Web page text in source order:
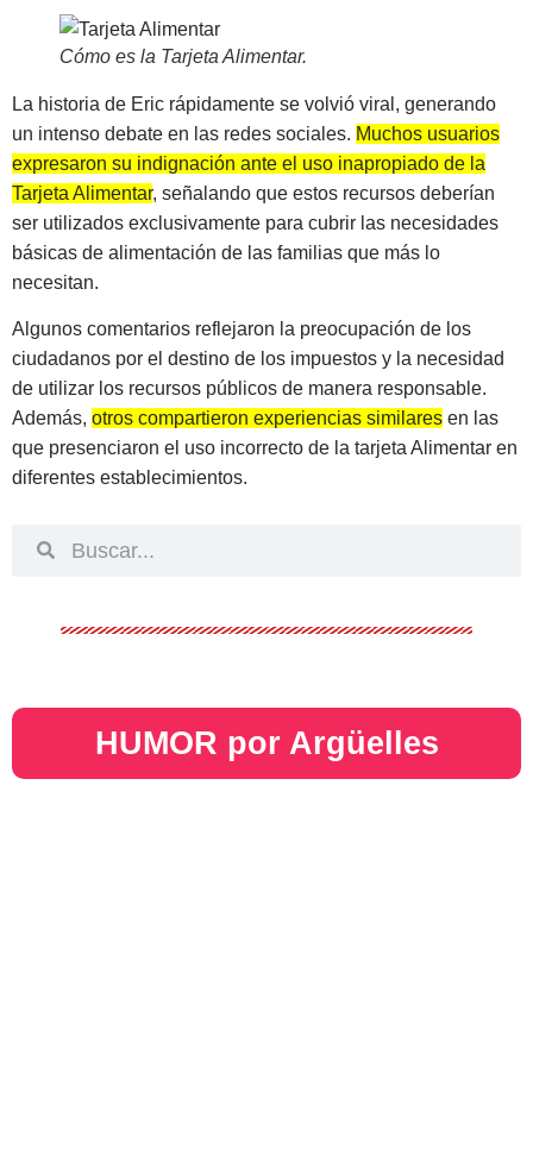
Cómo es la Tarjeta Alimentar.
La historia de Eric rápidamente se volvió viral, generando
un intenso debate en las redes sociales. Muchos usuarios
expresaron su indignación ante el uso inapropiado de la
Tarjeta Alimentar, señalando que estos recursos deberían
ser utilizados exclusivamente para cubrir las necesidades
básicas de alimentación de las familias que más lo
necesitan.
Algunos comentarios reflejaron la preocupación de los
ciudadanos por el destino de los impuestos y la necesidad
de utilizar los recursos públicos de manera responsable.
Además, otros compartieron experiencias similares en las
que presenciaron el uso incorrecto de la tarjeta Alimentar en
diferentes establecimientos.
HUMOR por Argüelles​